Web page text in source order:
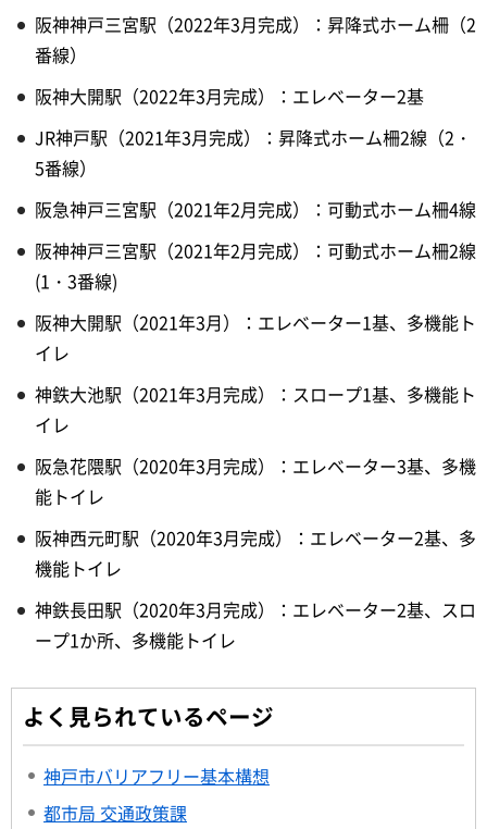
阪神神戸三宮駅（2022年3月完成）：昇降式ホーム柵（2
番線）
阪神大開駅（2022年3月完成）：エレベーター2基
JR神戸駅（2021年3月完成）：昇降式ホーム柵2線（2・
5番線）
阪急神戸三宮駅（2021年2月完成）：可動式ホーム柵4線
阪神神戸三宮駅（2021年2月完成）：可動式ホーム柵2線
(1・3番線)
阪神大開駅（2021年3月）：エレベーター1基、多機能ト
イレ
神鉄大池駅（2021年3月完成）：スロープ1基、多機能ト
イレ
阪急花隈駅（2020年3月完成）：エレベーター3基、多機
能トイレ
阪神西元町駅（2020年3月完成）：エレベーター2基、多
機能トイレ
神鉄長田駅（2020年3月完成）：エレベーター2基、スロ
ープ1か所、多機能トイレ
よく見られているページ
神戸市バリアフリー基本構想
都市局 交通政策課